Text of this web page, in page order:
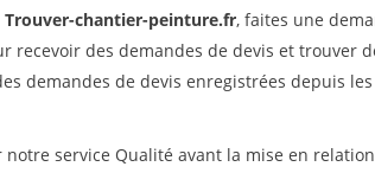
Trouver-chantier-peinture.fr, faites une
recevoir des demandes de devis et trouver
demandes de devis enregistrées depuis
service Qualité avant la mise en